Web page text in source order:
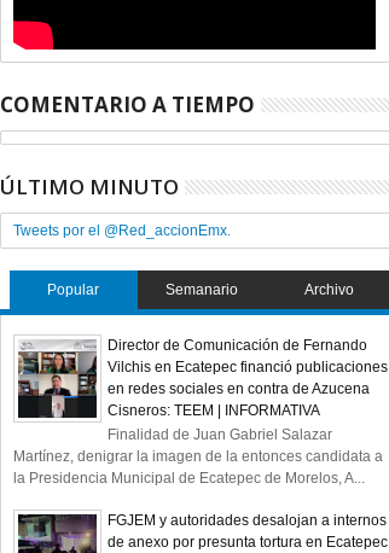
COMENTARIO A TIEMPO
ÚLTIMO MINUTO
Tweets por el @Red_accionEmx.
Popular Semanario Archivo
Director de Comunicación de Fernando
Vilchis en Ecatepec financió publicaciones
en redes sociales en contra de Azucena
Cisneros: TEEM | INFORMATIVA
Finalidad de Juan Gabriel Salazar
Martínez, denigrar la imagen de la entonces candidata a
la Presidencia Municipal de Ecatepec de Morelos, A...
FGJEM y autoridades desalojan a internos
de anexo por presunta tortura en Ecatepec